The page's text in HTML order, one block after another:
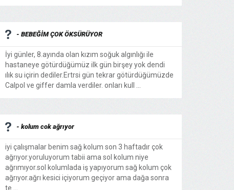
- BEBEĞİM ÇOK ÖKSÜRÜYOR
İyi günler, 8.ayında olan kızım soğuk algınlığı ile
hastaneye götürdüğümüz ilk gün birşey yok dendi
ılık su içirin dediler.Ertrsi gün tekrar götürdüğümüzde
Calpol ve giffer damla verdiler. onları kull ...
- kolum cok ağrıyor
iyi çalışmalar benim sağ kolum son 3 haftadır çok
ağrıyor.yoruluyorum tabii ama sol kolum niye
ağrımıyor.sol kolumlada iş yapıyorum sağ kolum çok
ağrıyor.ağrı kesici içiyorum geçiyor ama dağa sonra
te ...